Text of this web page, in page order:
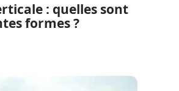
: quelles sont
formes ?